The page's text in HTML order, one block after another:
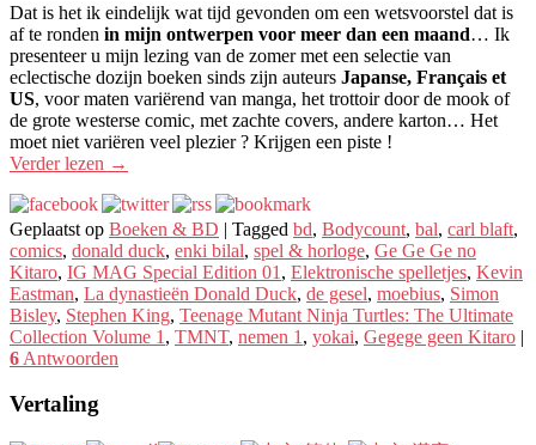
Dat is het ik eindelijk wat tijd gevonden om een ​​wetsvoorstel dat is
af te ronden in mijn ontwerpen voor meer dan een maand… Ik
presenteer u mijn lezing van de zomer met een selectie van
eclectische dozijn boeken sinds zijn auteurs Japanse, Français et
US, voor maten variërend van manga, het trottoir door de mook of
de grote westerse comic, met zachte covers, andere karton… Het
moet niet variëren veel plezier ? Krijgen een piste !
Verder lezen →
Geplaatst op Boeken & BD | Tagged bd, Bodycount, bal, carl blaft,
comics, donald duck, enki bilal, spel & horloge, Ge Ge Ge no
Kitaro, IG MAG Special Edition 01 , Elektronische spelletjes, Kevin
Eastman, La dynastieën Donald Duck, de gesel, moebius, Simon
Bisley, Stephen King, Teenage Mutant Ninja Turtles: The Ultimate
Collection Volume 1 , TMNT, nemen 1 , yokai, Gegege geen Kitaro |
6 Antwoorden
Vertaling